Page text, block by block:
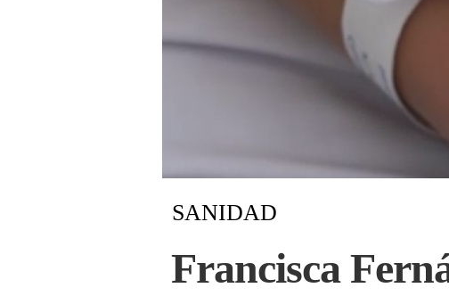
SANIDAD
Francisca